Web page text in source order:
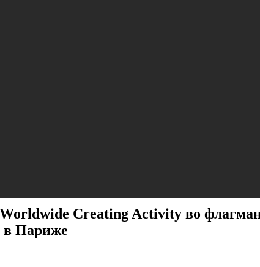
Creating Activity во
в Париже